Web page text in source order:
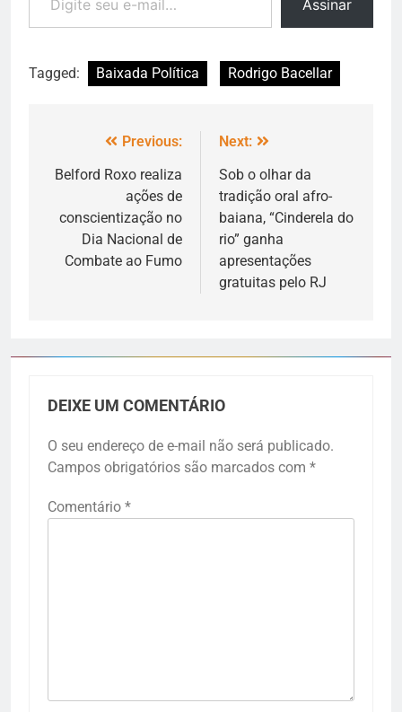
Assinar
Tagged: Baixada Política Rodrigo Bacellar
Previous:
Belford Roxo realiza
ações de
conscientização no
Dia Nacional de
Combate ao Fumo
Next:
Sob o olhar da
tradição oral afro-
baiana, “Cinderela do
rio” ganha
apresentações
gratuitas pelo RJ
DEIXE UM COMENTÁRIO
O seu endereço de e-mail não será publicado.
Campos obrigatórios são marcados com *
Comentário *